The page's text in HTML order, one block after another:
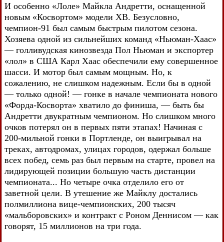
И особенно «Лоле» Майкла Андретти, оснащенной
новым «Косвортом» модели ХВ. Безусловно,
чемпион-91 был самым быстрым пилотом сезона.
Хозяева одной из сильнейших команд «Ньюман-Хаас»
— голливудская кинозвезда Пол Ньюман и экспортер
«лол» в США Карл Хаас обеспечили ему совершенное
шасси. И мотор был самым мощным. Но, к
сожалению, не слишком надежным. Если бы в одной
— только одной! — гонке в начале чемпионата нового
«Форда-Косворта» хватило до финиша, — быть бы
Андретти двукратным чемпионом. Но слишком много
очков потерял он в первых пяти этапах! Начиная с
200-мильной гонки в Портленде, он выигрывал на
треках, автодромах, улицах городов, одержал больше
всех побед, семь раз был первым на старте, провел на
лидирующей позиции большую часть дистанции
чемпионата... Но четыре очка отделило его от
заветной цели. В утешение же Майклу достались
полмиллиона вице-чемпионских, 200 тысяч
«мальборовских» и контракт с Роном Деннисом — как
говорят, 15 миллионов на три года.